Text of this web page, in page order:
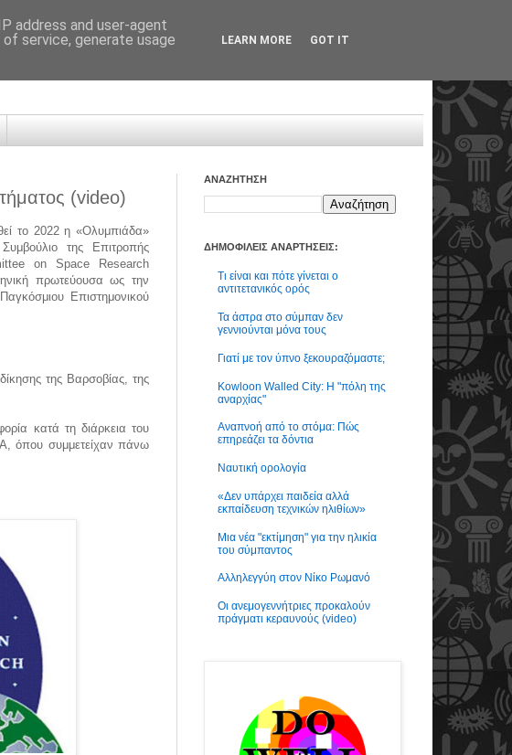
(video)
το 2022 η «Ολυμπιάδα»
της Επιτροπής
on Space Research
πρωτεύουσα ως την
Επιστημονικού
της Βαρσοβίας, της
κατά τη διάρκεια του
όπου συμμετείχαν πάνω
ΑΝΑΖΗΤΗΣΗ
ΔΗΜΟΦΙΛΕΙΣ ΑΝΑΡΤΗΣΕΙΣ:
Τι είναι και πότε γίνεται ο
αντιτετανικός ορός
Τα άστρα στο σύμπαν δεν
γεννιούνται μόνα τους
Γιατί με τον ύπνο ξεκουραζόμαστε;
Kowloon Walled City: Η "πόλη της
αναρχίας"
Αναπνοή από το στόμα: Πώς
επηρεάζει τα δόντια
Ναυτική ορολογία
«Δεν υπάρχει παιδεία αλλά
εκπαίδευση τεχνικών ηλιθίων»
Μια νέα "εκτίμηση" για την ηλικία
του σύμπαντος
Αλληλεγγύη στον Νίκο Ρωμανό
Οι ανεμογεννήτριες προκαλούν
πράγματι κεραυνούς (video)
address and user-agent
service, generate usage
LEARN MORE GOT IT